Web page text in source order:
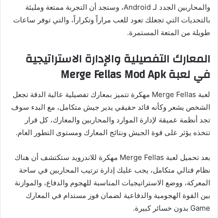
والمحاربين الجدد لـ Android، وستجد أن التجربة ممتعة ومليئة
بالتحديات التي تجعلك تعود للعب مراراً وتكراراً، والتي توفر ساعات
طويلة من المتعة المستمرة.
المعارك التفصيلية والإدارة الاستراتيجية
في لعبة Merge Fellas Mod Apk
لعبة Merge Fellas مهكرة تتميز بمعارك تفصيلية عالية الدقة تجعل
الشخص يشعر وكأنه قائد حقيقي يدير جيش متكامل، مع البدء سوف
تجد أنظمة عميقة لإدارة الموارد والمحاربين والمعارك، كل قرار
تتخذه يؤثر على قوة الجيش ونتائج المعارك ومستوى التطور العام.
بعد تحميل لعبة Merge Fellas مهكرة للاندرويد ستكتشف أن هناك
نظام قتالي متكامل، يجب عليك إدارة ترتيب المحاربين في ساحة
المعركة، ووضع الاستراتيجيات المناسبة للهجوم والدفاع، والموازنة
بين القوة الهجومية والدفاعية لضمان فوز مستدام في المعارك
Game بدون خسائر كبيرة.